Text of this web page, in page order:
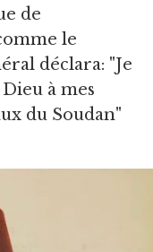
de
le
déclara: "Je
à mes
du Soudan"